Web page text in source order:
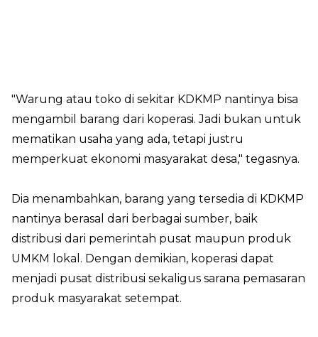
"Warung atau toko di sekitar KDKMP nantinya bisa
mengambil barang dari koperasi. Jadi bukan untuk
mematikan usaha yang ada, tetapi justru
memperkuat ekonomi masyarakat desa," tegasnya.
Dia menambahkan, barang yang tersedia di KDKMP
nantinya berasal dari berbagai sumber, baik
distribusi dari pemerintah pusat maupun produk
UMKM lokal. Dengan demikian, koperasi dapat
menjadi pusat distribusi sekaligus sarana pemasaran
produk masyarakat setempat.